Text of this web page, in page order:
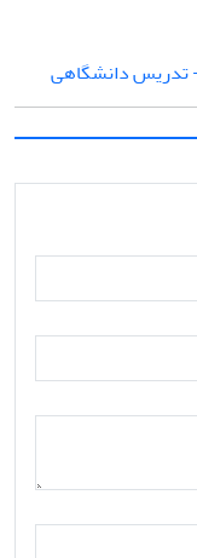
تدریس دانشگاهی